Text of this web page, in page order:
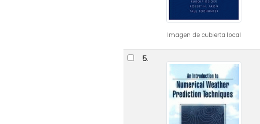
Imagen de cubierta local
5.